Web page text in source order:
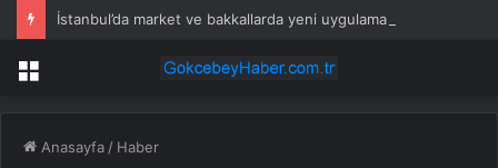
Menü
Anasayfa / Haber